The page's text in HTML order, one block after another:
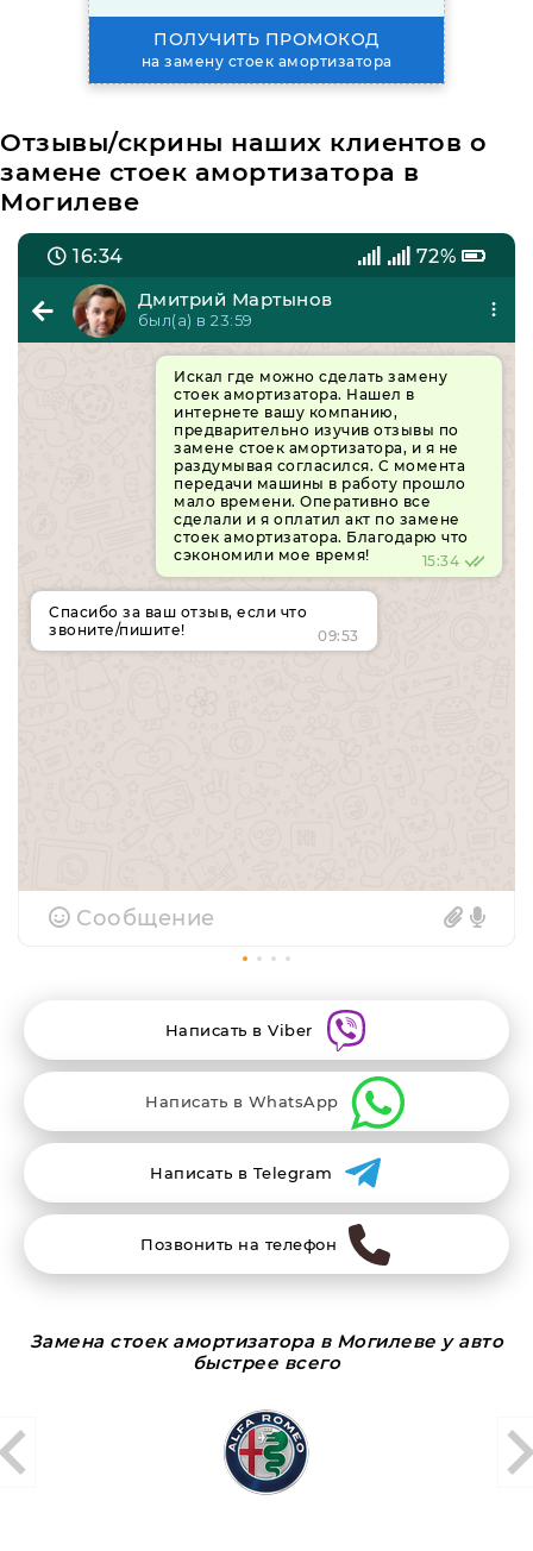
ПОЛУЧИТЬ ПРОМОКОД
на замену стоек амортизатора
Отзывы/скрины наших клиентов о
замене стоек амортизатора в
Могилеве
16:34
72%
Дмитрий Мартынов
был(а) в 23:59
Искал где можно сделать замену
стоек амортизатора. Нашел в
интернете вашу компанию,
предварительно изучив отзывы по
замене стоек амортизатора, и я не
раздумывая согласился. С момента
передачи машины в работу прошло
мало времени. Оперативно все
сделали и я оплатил акт по замене
стоек амортизатора. Благодарю что
сэкономили мое время!
15:34
Спасибо за ваш отзыв, если что
звоните/пишите!
09:53
Сообщение
Написать в Viber
Написать в WhatsApp
Написать в Telegram
Позвонить на телефон
Замена стоек амортизатора в Могилеве у авто
быстрее всего